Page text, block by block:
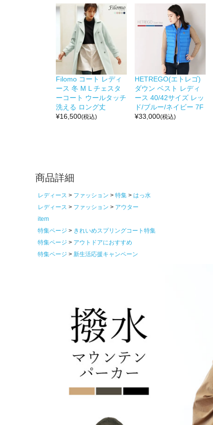
Filomo コート レディ
ース 冬 M L チェスタ
ーコート ウールタッチ
洗える ロング丈
¥16,500(税込)
HETREGO(エトレゴ)
ダウン ベスト レディ
ース 40/42サイズ レッ
ド/ブルー/ネイビー 7F
¥33,000(税込)
商品詳細
レディース ファッション 特集
はっ水
レディース
ファッション
アウター
item
特集ページ
きれいめスプリングコート特集
特集ページ
アウトドアにおすすめ
特集ページ
新生活応援キャンペーン